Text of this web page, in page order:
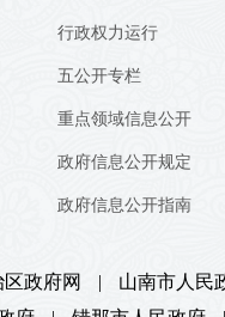
行政权力运行
五公开专栏
重点领域信息公开
政府信息公开规定
政府信息公开指南
政府网 | 山南市人民